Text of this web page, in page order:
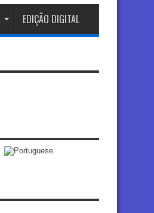
EDIÇÃO DIGITAL